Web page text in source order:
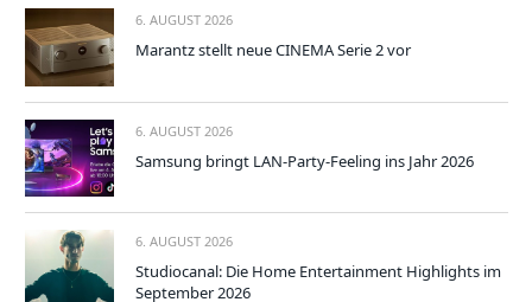
6. AUGUST 2026
Marantz stellt neue CINEMA Serie 2 vor
6. AUGUST 2026
Samsung bringt LAN-Party-Feeling ins Jahr 2026
6. AUGUST 2026
Studiocanal: Die Home Entertainment Highlights im
September 2026